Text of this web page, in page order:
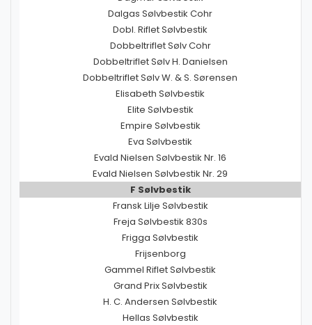
Dalgas Sølvbestik Cohr
Dobl. Riflet Sølvbestik
Dobbeltriflet Sølv Cohr
Dobbeltriflet Sølv H. Danielsen
Dobbeltriflet Sølv W. & S. Sørensen
Elisabeth Sølvbestik
Elite Sølvbestik
Empire Sølvbestik
Eva Sølvbestik
Evald Nielsen Sølvbestik Nr. 16
Evald Nielsen Sølvbestik Nr. 29
F Sølvbestik
Fransk Lilje Sølvbestik
Freja Sølvbestik 830s
Frigga Sølvbestik
Frijsenborg
Gammel Riflet Sølvbestik
Grand Prix Sølvbestik
H. C. Andersen Sølvbestik
Hellas Sølvbestik